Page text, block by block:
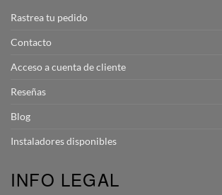
Rastrea tu pedido
Contacto
Acceso a cuenta de cliente
Reseñas
Blog
Instaladores disponibles
INFO LEGAL